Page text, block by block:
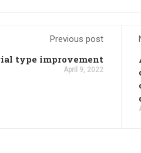
Previous post
type improvement
April 9, 2022